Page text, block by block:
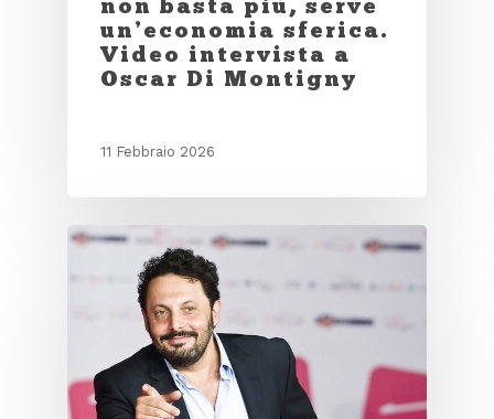
non basta più, serve
un’economia sferica.
Video intervista a
Oscar Di Montigny
11 Febbraio 2026